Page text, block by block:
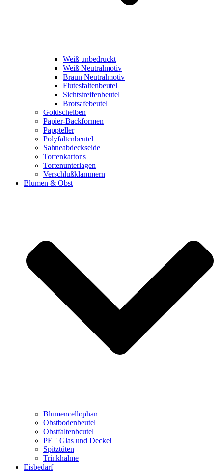
Weiß unbedruckt
Weiß Neutralmotiv
Braun Neutralmotiv
Flutesfaltenbeutel
Sichtstreifenbeutel
Brotsafebeutel
Goldscheiben
Papier-Backformen
Pappteller
Polyfaltenbeutel
Sahneabdeckseide
Tortenkartons
Tortenunterlagen
Verschlußklammern
Blumen & Obst
Blumencellophan
Obstbodenbeutel
Obstfaltenbeutel
PET Glas und Deckel
Spitztüten
Trinkhalme
Eisbedarf